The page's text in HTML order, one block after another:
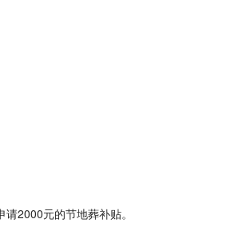
2000元的节地葬补贴。